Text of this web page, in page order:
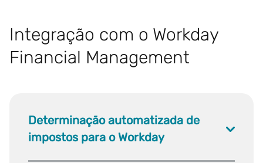
Integração com o Workday
Financial Management
Determinação automatizada de
impostos para o Workday